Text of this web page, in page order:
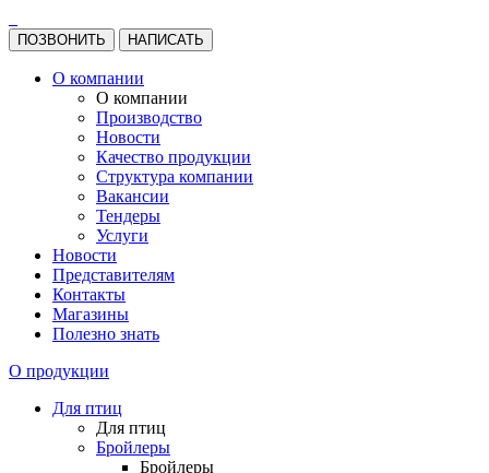
ПОЗВОНИТЬ НАПИСАТЬ
О компании
О компании
Производство
Новости
Качество продукции
Структура компании
Вакансии
Тендеры
Услуги
Новости
Представителям
Контакты
Магазины
Полезно знать
О продукции
Для птиц
Для птиц
Бройлеры
Бройлеры